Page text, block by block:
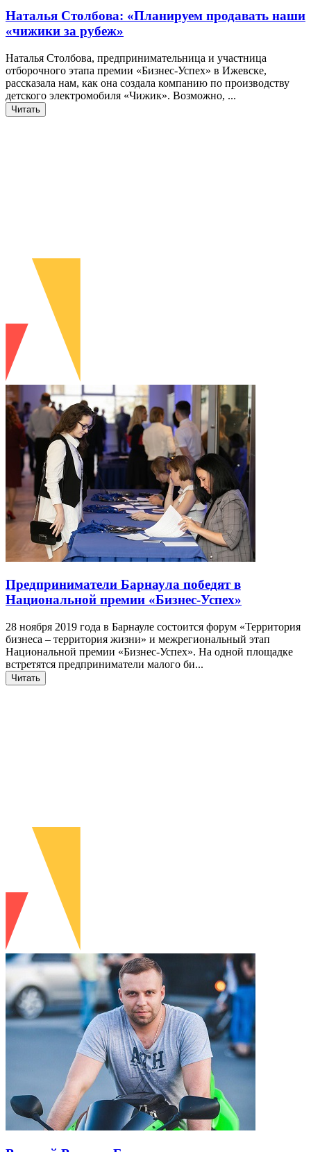
Наталья Столбова: «Планируем продавать наши
«чижики за рубеж»
Наталья Столбова, предпринимательница и участница
отборочного этапа премии «Бизнес-Успех» в Ижевске,
рассказала нам, как она создала компанию по производству
детского электромобиля «Чижик». Возможно, ...
Читать
Предприниматели Барнаула победят в
Национальной премии «Бизнес-Успех»
28 ноября 2019 года в Барнауле состоится форум «Территория
бизнеса – территория жизни» и межрегиональный этап
Национальной премии «Бизнес-Успех». На одной площадке
встретятся предприниматели малого би...
Читать